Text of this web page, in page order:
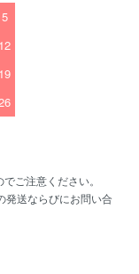
5
12
19
ご注意ください。
発送ならびにお問い合